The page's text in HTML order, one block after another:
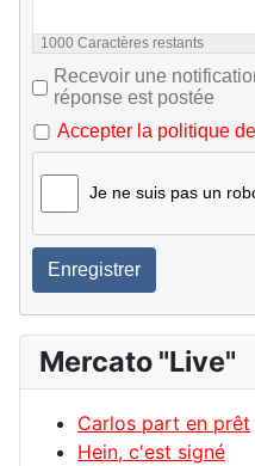
1000 Caractères restants
Recevoir une
réponse est postée
Accepter la politique
Je ne suis pas un
Enregistrer
Mercato "Live"
Carlos part en prêt
Hein, c'est signé